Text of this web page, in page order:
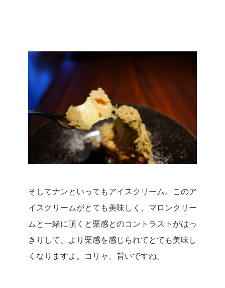
そしてナンといってもアイスクリーム。
このア
イスクリームがとても美味しく、マロンクリー
ムと一緒に頂くと栗感とのコントラストがはっ
きりして、より栗感を感じられてとても美味し
くなりますよ。
コリャ、旨いですね。